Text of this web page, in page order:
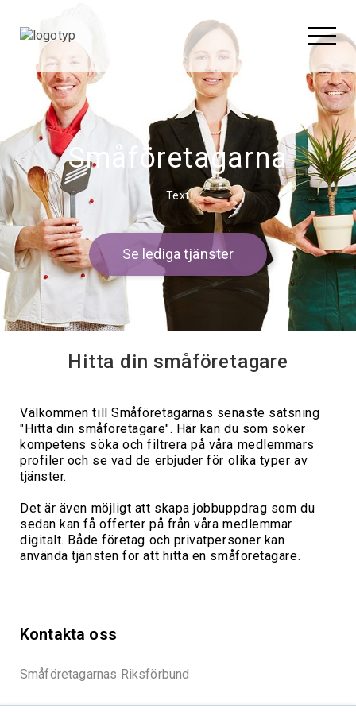
Småföretagarna
Text
Se lediga tjänster
Hitta din småföretagare
Välkommen till Småföretagarnas senaste satsning
"Hitta din småföretagare". Här kan du som söker
kompetens söka och filtrera på våra medlemmars
profiler och se vad de erbjuder för olika typer av
tjänster.
Det är även möjligt att skapa jobbuppdrag som du
sedan kan få offerter på från våra medlemmar
digitalt. Både företag och privatpersoner kan
använda tjänsten för att hitta en småföretagare.
Kontakta oss
Småföretagarnas Riksförbund